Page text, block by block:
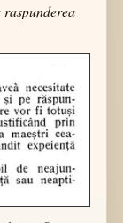
raspunderea